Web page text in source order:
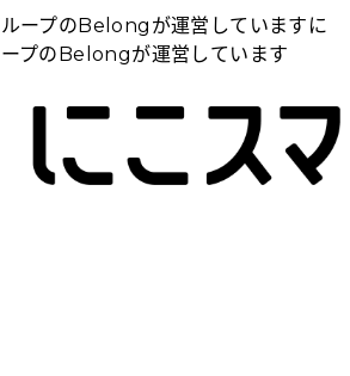
ープのBelongが運営しています に
プのBelongが運営しています